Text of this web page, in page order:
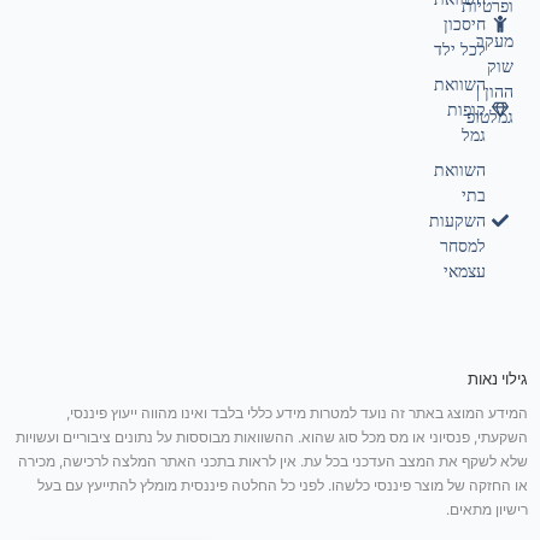
חיסכון
לכל ילד
השוואת
קופות
גמל
השוואת
בתי
השקעות
למסחר
עצמאי
ופרטיות
מעקב
שוק
ההון |
גמלטופ
גילוי נאות
המידע המוצג באתר זה נועד למטרות מידע כללי בלבד ואינו מהווה ייעוץ פיננסי,
השקעתי, פנסיוני או מס מכל סוג שהוא. ההשוואות מבוססות על נתונים ציבוריים ועשויות
שלא לשקף את המצב העדכני בכל עת. אין לראות בתכני האתר המלצה לרכישה, מכירה
או החזקה של מוצר פיננסי כלשהו. לפני כל החלטה פיננסית מומלץ להתייעץ עם בעל
רישיון מתאים.